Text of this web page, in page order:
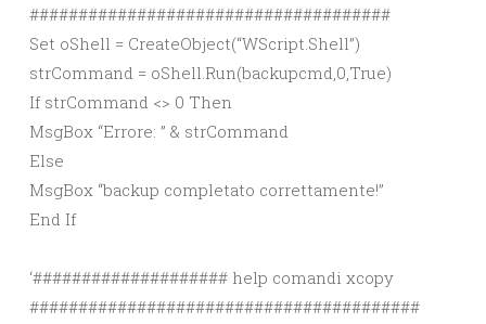
#####################################
Set oShell = CreateObject(“WScript.Shell”)
strCommand = oShell.Run(backupcmd,0,True)
If strCommand <> 0 Then
MsgBox “Errore: ” & strCommand
Else
MsgBox “backup completato correttamente!”
End If
‘#################### help comandi xcopy
########################################